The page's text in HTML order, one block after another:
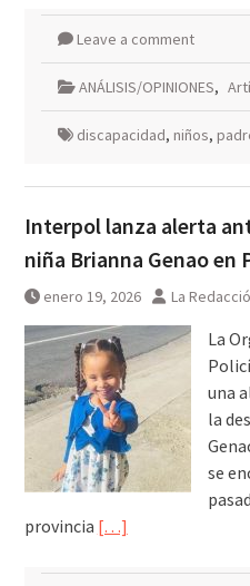
Leave a comment
ANÁLISIS/OPINIONES,
discapacidad, niños,
Interpol lanza alerta
niña Brianna Genao en
enero 19, 2026 La
La
una
la
se
provincia […]